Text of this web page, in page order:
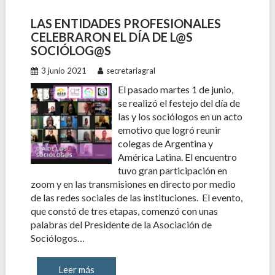
LAS ENTIDADES PROFESIONALES
CELEBRARON EL DÍA DE L@S
SOCIÓLOG@S
3 junio 2021 secretariagral
El pasado martes 1 de junio,
se realizó el festejo del día de
las y los sociólogos en un acto
emotivo que logró reunir
colegas de Argentina y
América Latina. El encuentro
tuvo gran participación en
zoom y en las transmisiones en directo por medio
de las redes sociales de las instituciones. El evento,
que constó de tres etapas, comenzó con unas
palabras del Presidente de la Asociación de
Sociólogos…
Leer más